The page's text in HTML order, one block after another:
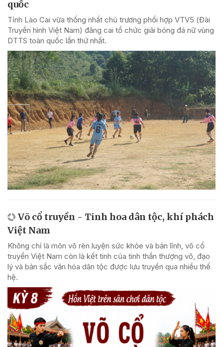
quốc
Tỉnh Lào Cai vừa thống nhất chủ trương phối hợp VTV5 (Đài
Truyền hình Việt Nam) đăng cai tổ chức giải bóng đá nữ vùng
DTTS toàn quốc lần thứ nhất.
Võ cổ truyền - Tinh hoa dân tộc, khí phách
Việt Nam
Không chỉ là môn võ rèn luyện sức khỏe và bản lĩnh, võ cổ
truyền Việt Nam còn là kết tinh của tinh thần thượng võ, đạo
lý và bản sắc văn hóa dân tộc được lưu truyền qua nhiều thế
hệ.